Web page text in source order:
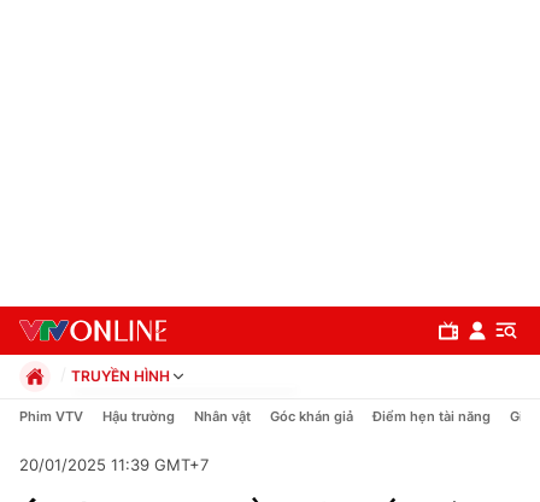
TRUYỀN HÌNH
Chính trị
Pháp luật
Phim VTV Hậu trường Nhân vật Góc khán giả Điểm hẹn tài năng Giải
20/01/2025 11:39 GMT+7